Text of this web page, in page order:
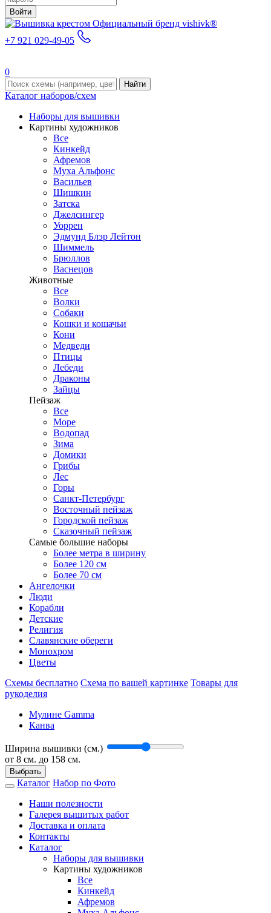
Войти
Официальный бренд vishivk®
+7 921 029-49-05
0
Найти
Каталог наборов/схем
Наборы для вышивки
Картины художников
Все
Кинкейд
Афремов
Муха Альфонс
Васильев
Шишкин
Затска
Джелсингер
Уоррен
Эдмунд Блэр Лейтон
Шиммель
Брюллов
Васнецов
Животные
Все
Волки
Собаки
Кошки и кошачьи
Кони
Медведи
Птицы
Лебеди
Драконы
Зайцы
Пейзаж
Все
Море
Водопад
Зима
Домики
Грибы
Лес
Горы
Санкт-Петербург
Восточный пейзаж
Городской пейзаж
Сказочный пейзаж
Самые большие наборы
Более метра в ширину
Более 120 см
Более 70 см
Ангелочки
Люди
Корабли
Детские
Религия
Славянские обереги
Монохром
Цветы
Схемы бесплатно Схема по вашей картинке Товары для
рукоделия
Мулине Gamma
Канва
Ширина вышивки (см.)
от 8 см. до 158 см.
Выбрать
Каталог Набор по Фото
Наши полезности
Галерея вышитых работ
Доставка и оплата
Контакты
Каталог
Наборы для вышивки
Картины художников
Все
Кинкейд
Афремов